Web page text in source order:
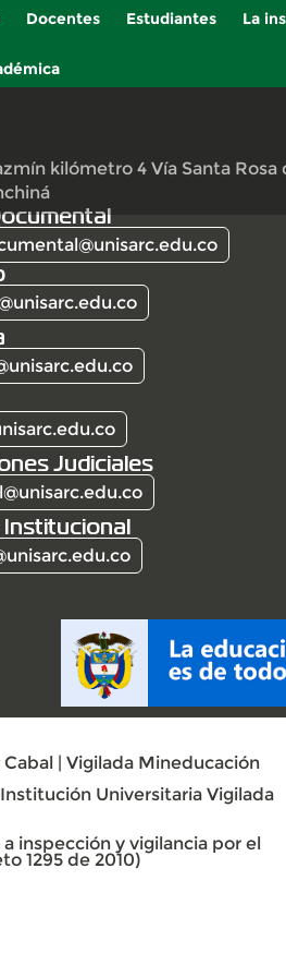
Docentes Estudiantes La
kilómetro 4 Vía Santa Rosa
Judiciales
| Vigilada Mineducación
Universitaria Vigilada
inspección y vigilancia por el
1295 de 2010)